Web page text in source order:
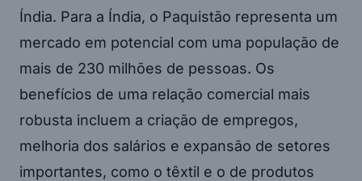
Índia. Para a Índia, o Paquistão representa um
mercado em potencial com uma população de
mais de 230 milhões de pessoas. Os
benefícios de uma relação comercial mais
robusta incluem a criação de empregos,
melhoria dos salários e expansão de setores
importantes, como o têxtil e o de produtos